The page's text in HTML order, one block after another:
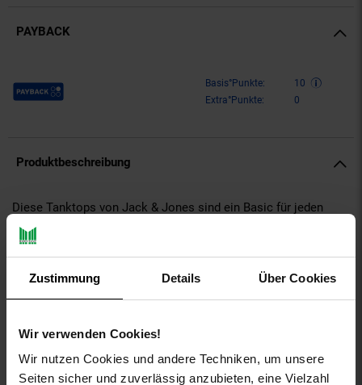
Zustimmung Details Über Cookies
Wir verwenden Cookies!
Wir nutzen Cookies und andere Techniken, um unsere
Seiten sicher und zuverlässig anzubieten, eine Vielzahl
PAYBACK
Payback Punkte Basis°Punkte:
10
Extra°Punkte:
0
Produktbeschreibung
Diese Tanktops von Jack & Jones sind ein Basic für jeden
Herren. Die Tanktops sind aus reiner Baumwolle gefertigt, die
weich und hautfreundlich ist. Sie haben einen normalen
Schnitt, der Ihnen eine optimale Passform bietet, und einen
Rundhalsausschnitt, der für einen sportlichen Look sorgt. Die
2er-Pack Tanktops sind Sie bereit für jede Aktivität.
aboutyou-titel: Tanktop 'Chill Pocket'
ay-PFAS: PFAS Frei